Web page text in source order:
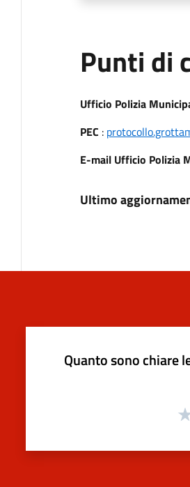
Punti di
Ufficio Polizia
PEC :
E-mail Ufficio Polizia
Ultimo
Quanto sono chiare